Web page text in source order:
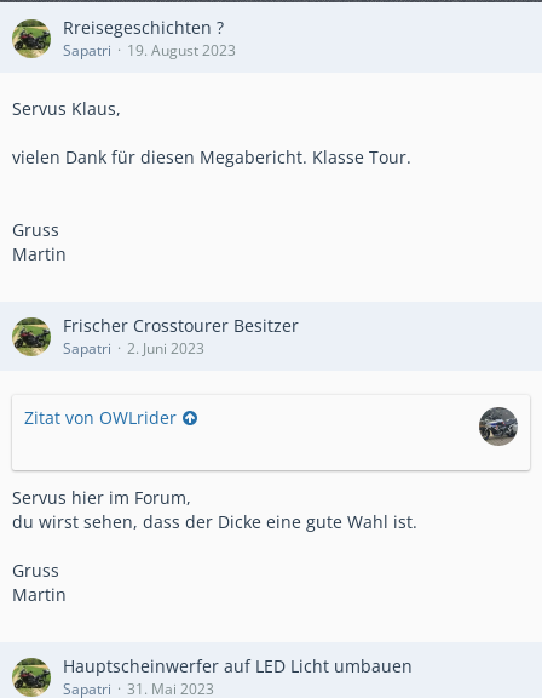
Rreisegeschichten ?
Sapatri 19. August 2023
Servus Klaus,
vielen Dank für diesen Megabericht. Klasse Tour.
Gruss
Martin
Frischer Crosstourer Besitzer
Sapatri 2. Juni 2023
Zitat von OWLrider
Servus hier im Forum,
du wirst sehen, dass der Dicke eine gute Wahl ist.
Gruss
Martin
Hauptscheinwerfer auf LED Licht umbauen
Sapatri 31. Mai 2023